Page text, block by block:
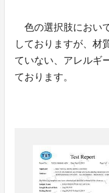
色の選択肢におい
しておりますが、材
ていない、アレルギ
ております。